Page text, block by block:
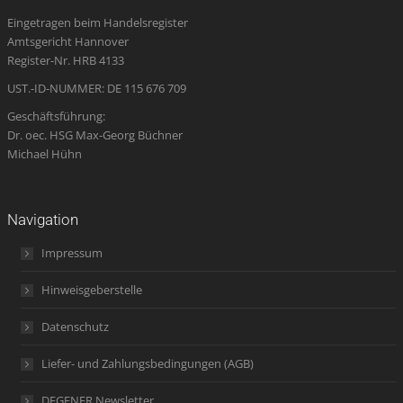
new
window
new
window
new
window
in
new
new
Eingetragen beim Handelsregister
Amtsgericht Hannover
Register-Nr. HRB 4133
UST.-ID-NUMMER: DE 115 676 709
Geschäftsführung:
Dr. oec. HSG Max-Georg Büchner
Michael Hühn
Navigation
Impressum
Hinweisgeberstelle
Datenschutz
Liefer- und Zahlungsbedingungen (AGB)